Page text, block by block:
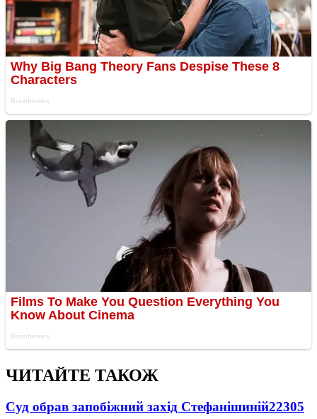
ЧИТАЙТЕ ТАКОЖ
Суд обрав запобіжний захід Стефанішиній22305